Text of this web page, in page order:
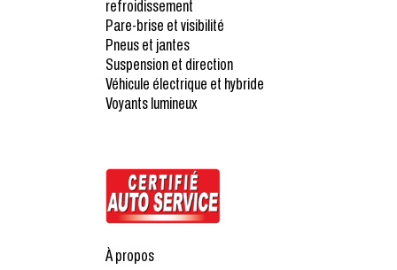
refroidissement
Pare-brise et visibilité
Pneus et jantes
Suspension et direction
Véhicule électrique et hybride
Voyants lumineux
À propos